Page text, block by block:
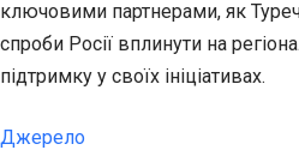
ключовими партнерами, як
спроби Росії вплинути на
підтримку у своїх ініціативах.
Джерело